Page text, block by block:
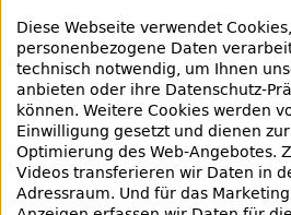
Bibliotheksausweis
Highlights
Veranstaltungen & Lernangebote
Veranstaltungsübersicht
Diese Webseite verwendet
personenbezogene Daten
technisch notwendig, um Ihnen
anbieten oder ihre Datenschutz-
können. Weitere Cookies werden
Einwilligung gesetzt und dienen
Optimierung desWeb-Angebotes.
Videos transferieren wir Daten in
Adressraum. Und für das